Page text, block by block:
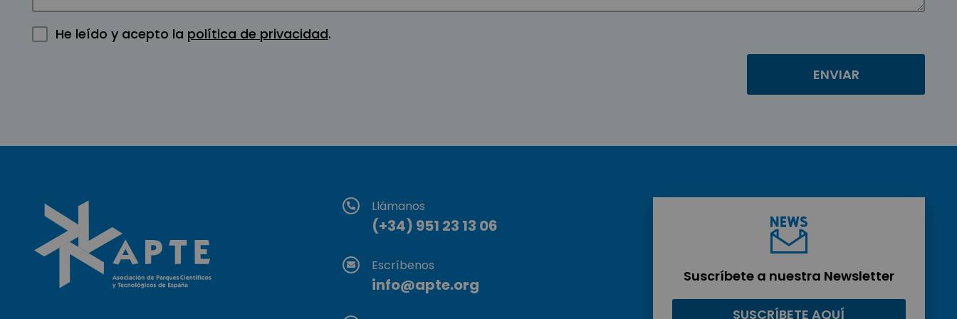
He leído y acepto la política de privacidad.
Llámanos
(+34) 951 23 13 06
Escríbenos
info@apte.org Suscríbete a nuestra Newsletter
SUSCRÍBETE AQUÍ